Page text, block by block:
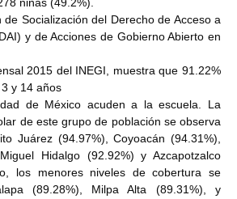
de Socialización del Derecho de Acceso a
y de Acciones de Gobierno Abiertoen
2015 del INEGI, muestra que 91.22%
y 14 años
de México acuden a la escuela. La
de estegrupo de población se observa
Juárez (94.97%), Coyoacán (94.31%),
Hidalgo (92.92%) y Azcapotzalco
los menores niveles de cobertura se
(89.28%), Milpa Alta (89.31%), y